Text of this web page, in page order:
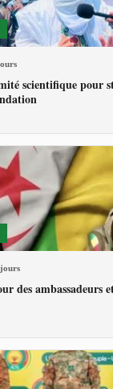
scientifique pour
des ambassadeurs